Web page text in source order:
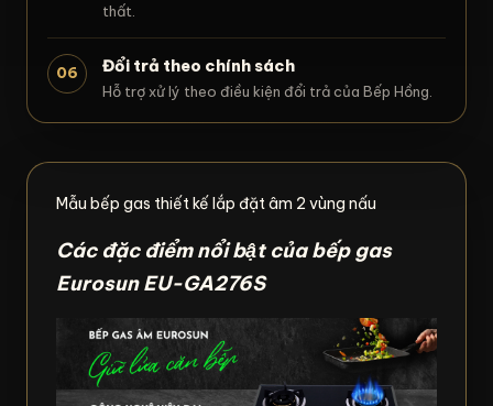
thất.
06 Đổi trả theo chính sách
Hỗ trợ xử lý theo điều kiện đổi trả của Bếp Hồng.
Mẫu bếp gas thiết kế lắp đặt âm 2 vùng nấu
Các đặc điểm nổi bật của bếp gas
Eurosun EU-GA276S